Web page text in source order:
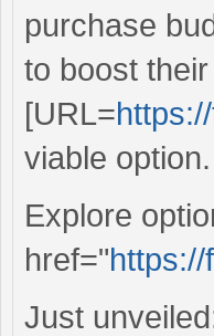
purchase
to boost
[URL=
viable option.
Explore
href="
Just